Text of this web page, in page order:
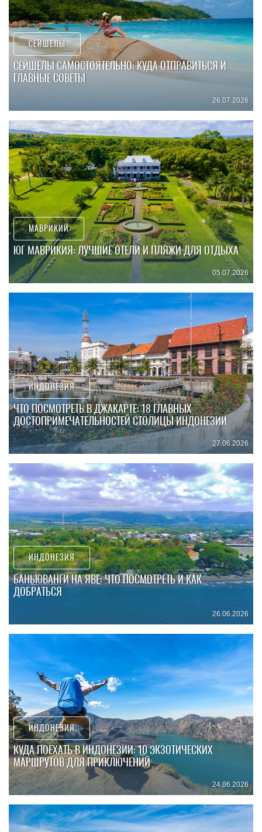
СЕЙШЕЛЫ
СЕЙШЕЛЫ САМОСТОЯТЕЛЬНО: КУДА ОТПРАВИТЬСЯ И
ГЛАВНЫЕ СОВЕТЫ
26.07.2026
МАВРИКИЙ
ЮГ МАВРИКИЯ: ЛУЧШИЕ ОТЕЛИ И ПЛЯЖИ ДЛЯ ОТДЫХА
05.07.2026
ИНДОНЕЗИЯ
ЧТО ПОСМОТРЕТЬ В ДЖАКАРТЕ: 18 ГЛАВНЫХ
ДОСТОПРИМЕЧАТЕЛЬНОСТЕЙ СТОЛИЦЫ ИНДОНЕЗИИ
27.06.2026
ИНДОНЕЗИЯ
БАНЬЮВАНГИ НА ЯВЕ: ЧТО ПОСМОТРЕТЬ И КАК
ДОБРАТЬСЯ
26.06.2026
ИНДОНЕЗИЯ
КУДА ПОЕХАТЬ В ИНДОНЕЗИИ: 10 ЭКЗОТИЧЕСКИХ
МАРШРУТОВ ДЛЯ ПРИКЛЮЧЕНИЙ
24.06.2026